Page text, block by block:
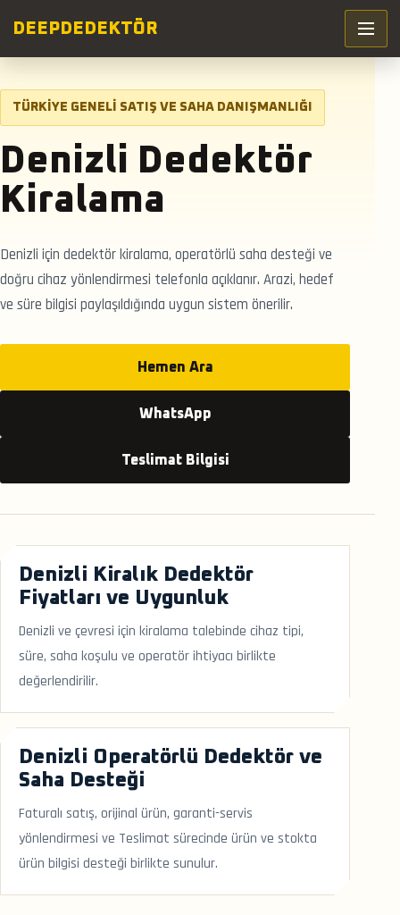
DEEP DEDEKTÖR
TÜRKIYE GENELI SATIŞ VE SAHA DANIŞMANLIĞI
Denizli Dedektör
Kiralama
Denizli için dedektör kiralama, operatörlü saha desteği ve
doğru cihaz yönlendirmesi telefonla açıklanır. Arazi, hedef
ve süre bilgisi paylaşıldığında uygun sistem önerilir.
Hemen Ara
WhatsApp
Teslimat Bilgisi
Denizli Kiralık Dedektör
Fiyatları ve Uygunluk
Denizli ve çevresi için kiralama talebinde cihaz tipi,
süre, saha koşulu ve operatör ihtiyacı birlikte
değerlendirilir.
Denizli Operatörlü Dedektör ve
Saha Desteği
Faturalı satış, orijinal ürün, garanti-servis
yönlendirmesi ve Teslimat sürecinde ürün ve stokta
ürün bilgisi desteği birlikte sunulur.